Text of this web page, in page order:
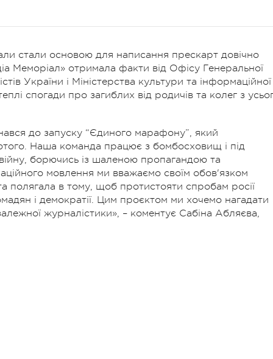
стали основою для написання прескарт довічно
Меморіал» отримала факти від Офісу Генеральної
України і Міністерства культури та інформаційної
спогади про загиблих від родичів та колег з
до запуску “Єдиного марафону”, який
Наша команда працює з бомбосховищ і під
борючись із шаленою пропагандою та
мовлення ми вважаємо своїм обов'язком
полягала в тому, щоб протистояти спробам росії
і демократії. Цим проєктом ми хочемо нагадати
журналістики», – коментує Сабіна Абляєва,